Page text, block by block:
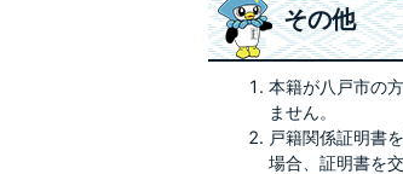
その他
本籍が八戸市の
ません。
戸籍関係証明書
場合、証明書を